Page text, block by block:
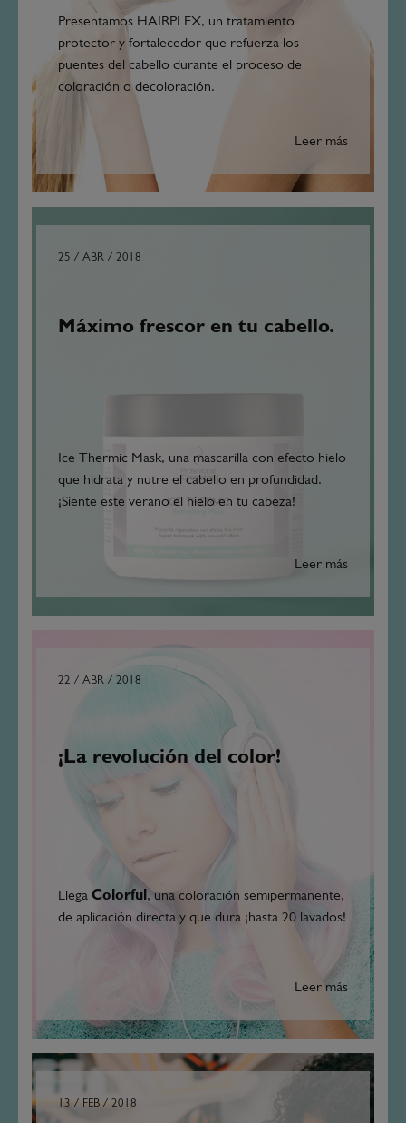
Presentamos HAIRPLEX, un tratamiento
protector y fortalecedor que refuerza los
puentes del cabello durante el proceso de
coloración o decoloración.
Leer más
25 / ABR / 2018
Máximo frescor en tu cabello.
Ice Thermic Mask, una mascarilla con efecto hielo
que hidrata y nutre el cabello en profundidad.
¡Siente este verano el hielo en tu cabeza!
Leer más
22 / ABR / 2018
¡La revolución del color!
Llega Colorful , una coloración semipermanente,
de aplicación directa y que dura ¡hasta 20 lavados!
Leer más
13 / FEB / 2018